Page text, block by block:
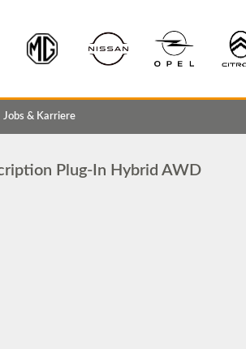
Jobs & Karriere
Plug-In Hybrid AWD